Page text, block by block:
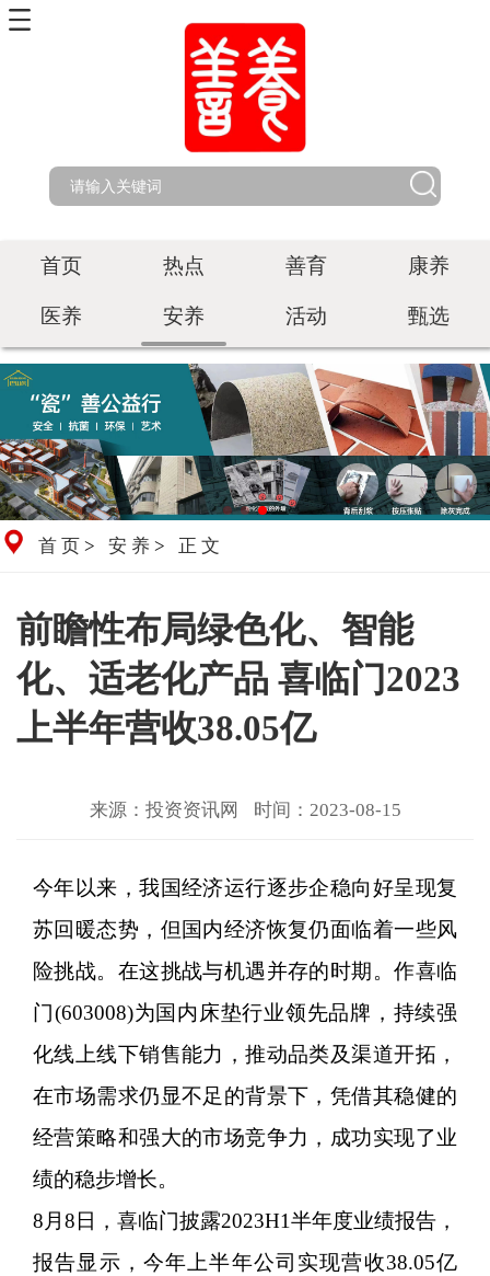
首页 热点 善育 康养
医养 安养 活动 甄选
首页 > 安养 > 正文
前瞻性布局绿色化、智能
化、适老化产品 喜临门2023
上半年营收38.05亿
来源：投资资讯网 时间：2023-08-15
今年以来，我国经济运行逐步企稳向好呈现复
苏回暖态势，但国内经济恢复仍面临着一些风
险挑战。在这挑战与机遇并存的时期。作喜临
门(603008)为国内床垫行业领先品牌，持续强
化线上线下销售能力，推动品类及渠道开拓，
在市场需求仍显不足的背景下，凭借其稳健的
经营策略和强大的市场竞争力，成功实现了业
绩的稳步增长。
8月8日，喜临门披露2023H1半年度业绩报告，
报告显示，今年上半年公司实现营收38.05亿